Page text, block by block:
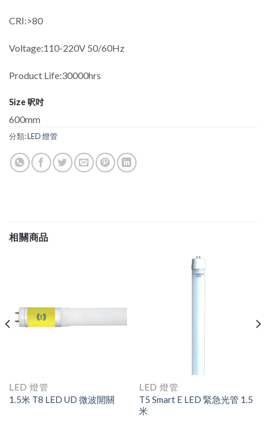
CRI:>80
Voltage:110-220V 50/60Hz
Product Life:30000hrs
Size 呎吋
600mm
分類:LED 燈管
相關商品
LED 燈管
1.5米 T8 LED UD 微波開關
LED 燈管
T5 Smart E LED 緊急光管 1.5
米